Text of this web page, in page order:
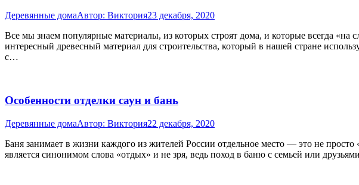
Деревянные домаАвтор: Виктория23 декабря, 2020
Все мы знаем популярные материалы, из которых строят дома, и которые всегда
интересный древесный материал для строительства, который в нашей стране
с…
Особенности отделки саун и бань
Деревянные домаАвтор: Виктория22 декабря, 2020
Баня занимает в жизни каждого из жителей России отдельное место — это не
является синонимом слова «отдых» и не зря, ведь поход в баню с семьей или